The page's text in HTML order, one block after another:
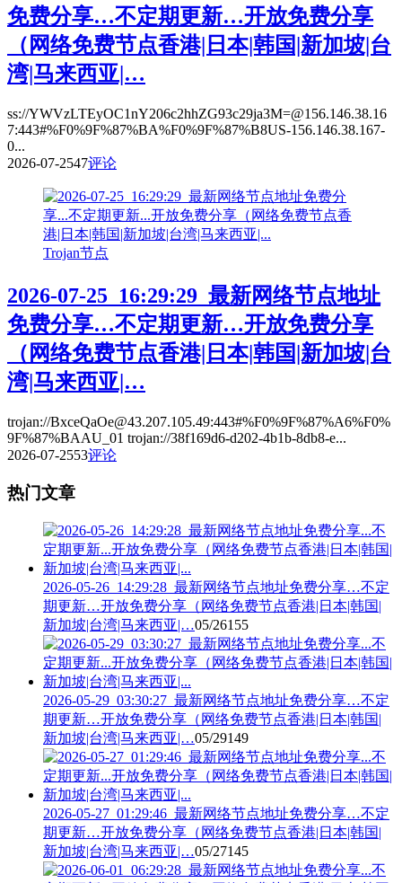
免费分享…不定期更新…开放免费分享
（网络免费节点香港|日本|韩国|新加坡|台
湾|马来西亚|…
ss://YWVzLTEyOC1nY206c2hhZG93c29ja3M=@156.146.38.16
7:443#%F0%9F%87%BA%F0%9F%87%B8US-156.146.38.167-
0...
2026-07-2547评论
Trojan节点
2026-07-25_16:29:29_最新网络节点地址
免费分享…不定期更新…开放免费分享
（网络免费节点香港|日本|韩国|新加坡|台
湾|马来西亚|…
trojan://BxceQaOe@43.207.105.49:443#%F0%9F%87%A6%F0%
9F%87%BAAU_01 trojan://38f169d6-d202-4b1b-8db8-e...
2026-07-2553评论
热门文章
2026-05-26_14:29:28_最新网络节点地址免费分享…不定
期更新…开放免费分享（网络免费节点香港|日本|韩国|
新加坡|台湾|马来西亚|…05/26155
2026-05-29_03:30:27_最新网络节点地址免费分享…不定
期更新…开放免费分享（网络免费节点香港|日本|韩国|
新加坡|台湾|马来西亚|…05/29149
2026-05-27_01:29:46_最新网络节点地址免费分享…不定
期更新…开放免费分享（网络免费节点香港|日本|韩国|
新加坡|台湾|马来西亚|…05/27145